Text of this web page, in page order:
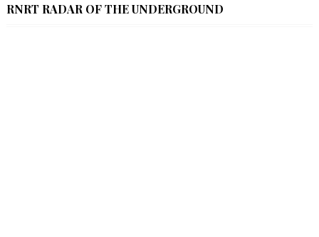
RNRT RADAR OF THE UNDERGROUND